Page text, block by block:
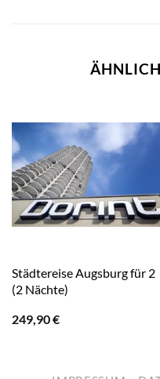
Städtereise Augsburg für 2
(2 Nächte)
249,90€